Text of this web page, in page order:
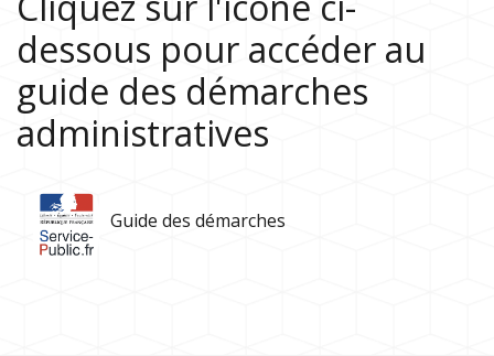
dessous pour accéder au
guide des démarches
administratives
Guide des démarches